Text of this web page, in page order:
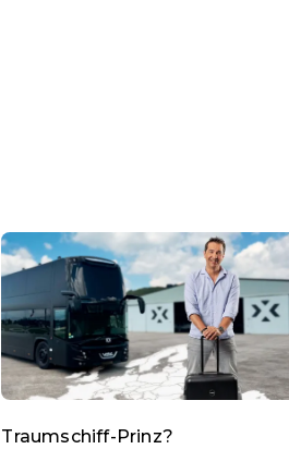
Traumschiff-Prinz?